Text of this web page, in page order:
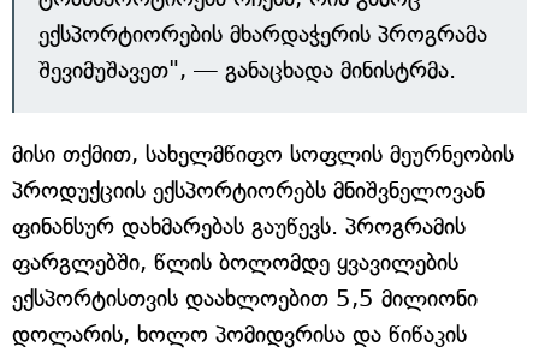
ექსპორტიორების მხარდაჭერის პროგრამა
შევიმუშავეთ", — განაცხადა მინისტრმა.
მისი თქმით, სახელმწიფო სოფლის მეურნეობის
პროდუქციის ექსპორტიორებს მნიშვნელოვან
ფინანსურ დახმარებას გაუწევს. პროგრამის
ფარგლებში, წლის ბოლომდე ყვავილების
ექსპორტისთვის დაახლოებით 5,5 მილიონი
დოლარის, ხოლო პომიდვრისა და წიწაკის